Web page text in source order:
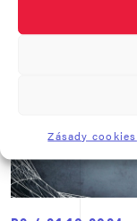
Zásady cookies